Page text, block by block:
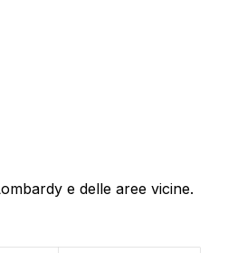
e delle aree vicine.